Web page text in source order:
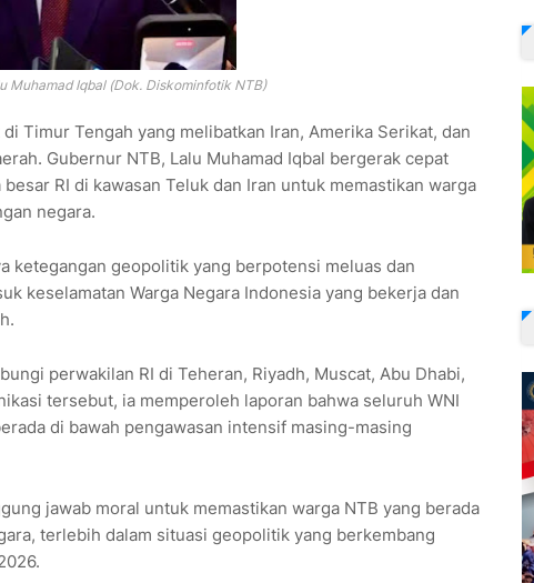
Muhamad Iqbal (Dok. Diskominfotik NTB)
Timur Tengah yang melibatkan Iran, Amerika Serikat, dan
Gubernur NTB, Lalu Muhamad Iqbal bergerak cepat
RI di kawasan Teluk dan Iran untuk memastikan warga
negara.
ketegangan geopolitik yang berpotensi meluas dan
keselamatan Warga Negara Indonesia yang bekerja dan
perwakilan RI di Teheran, Riyadh, Muscat, Abu Dhabi,
tersebut, ia memperoleh laporan bahwa seluruh WNI
di bawah pengawasan intensif masing-masing
jawab moral untuk memastikan warga NTB yang berada
terlebih dalam situasi geopolitik yang berkembang